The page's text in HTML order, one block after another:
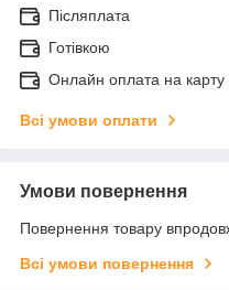
Післяплата
Готівкою
Онлайн оплата на
Всі умови оплати
Умови повернення
Повернення товару
Всі умови повернення